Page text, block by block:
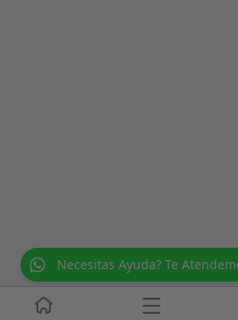
Necesitas Ayuda? Te